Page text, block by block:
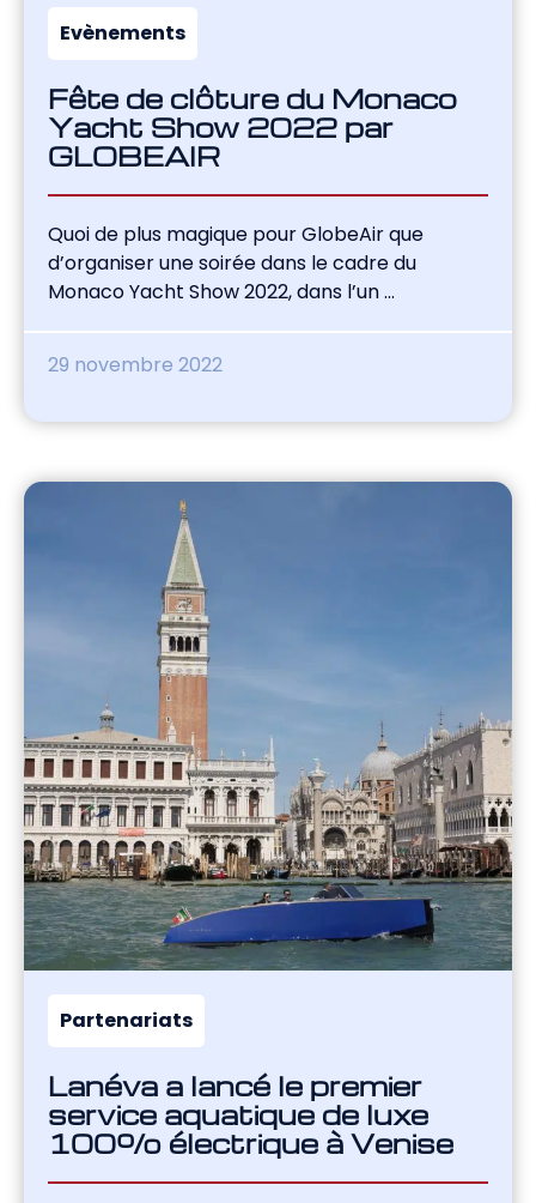
Evènements
Fête de clôture du Monaco
Yacht Show 2022 par
GLOBEAIR
Quoi de plus magique pour GlobeAir que
d’organiser une soirée dans le cadre du
Monaco Yacht Show 2022, dans l’un ...
29 novembre 2022
Partenariats
Lanéva a lancé le premier
service aquatique de luxe
100% électrique à Venise